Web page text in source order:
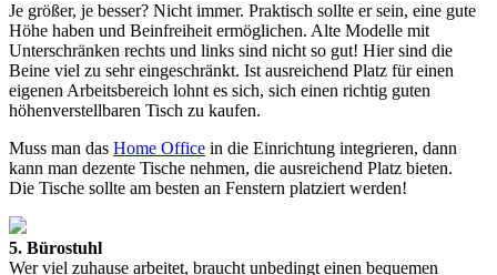
Je größer, je besser? Nicht immer. Praktisch sollte er sein, eine gute
Höhe haben und Beinfreiheit ermöglichen. Alte Modelle mit
Unterschränken rechts und links sind nicht so gut! Hier sind die
Beine viel zu sehr eingeschränkt. Ist ausreichend Platz für einen
eigenen Arbeitsbereich lohnt es sich, sich einen richtig guten
höhenverstellbaren Tisch zu kaufen.
Muss man das Home Office in die Einrichtung integrieren, dann
kann man dezente Tische nehmen, die ausreichend Platz bieten.
Die Tische sollte am besten an Fenstern platziert werden!
5. Bürostuhl
Wer viel zuhause arbeitet, braucht unbedingt einen bequemen